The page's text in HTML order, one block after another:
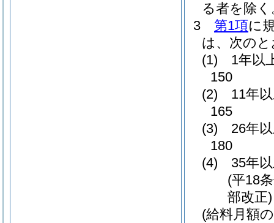
る者を除く
3
第1項に
は、次の
(1)
1年以
150
(2)
11年
165
(3)
26年
180
(4)
35年
(平18
部改正)
(給料月額